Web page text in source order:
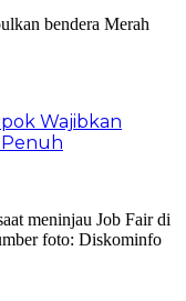
Wajibkan